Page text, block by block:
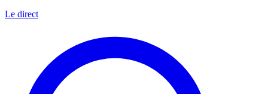
Le direct